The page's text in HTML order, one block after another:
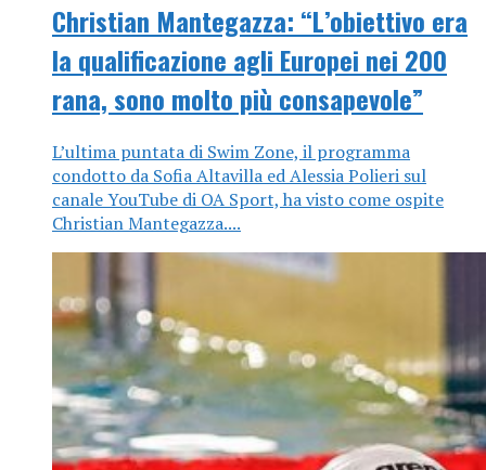
Christian Mantegazza: “L’obiettivo era
la qualificazione agli Europei nei 200
rana, sono molto più consapevole”
L’ultima puntata di Swim Zone, il programma
condotto da Sofia Altavilla ed Alessia Polieri sul
canale YouTube di OA Sport, ha visto come ospite
Christian Mantegazza....